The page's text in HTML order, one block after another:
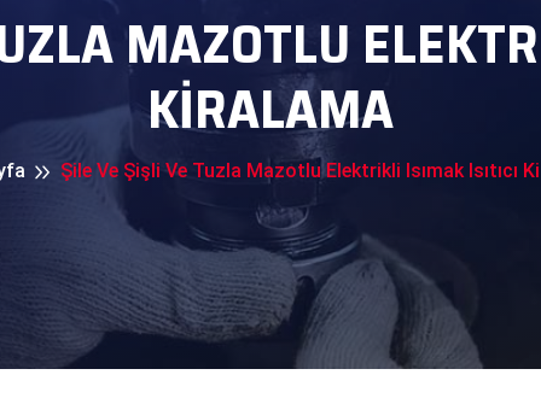
MAZOTLU
KIRALAMA
Şile Ve Şişli Ve Tuzla Mazotlu Elektrikli Isımak Isıtıcı